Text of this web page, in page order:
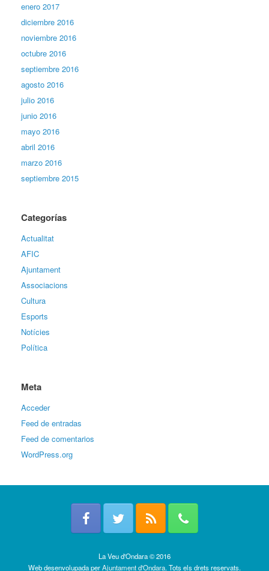
enero 2017
diciembre 2016
noviembre 2016
octubre 2016
septiembre 2016
agosto 2016
julio 2016
junio 2016
mayo 2016
abril 2016
marzo 2016
septiembre 2015
Categorías
Actualitat
AFIC
Ajuntament
Associacions
Cultura
Esports
Notícies
Política
Meta
Acceder
Feed de entradas
Feed de comentarios
WordPress.org
La Veu d'Ondara © 2016
Web desenvolupada perAjuntament d'Ondara. Tots els drets reservats.